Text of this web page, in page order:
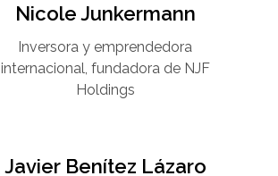
Nicole Junkermann​
Inversora y emprendedora
internacional, fundadora de NJF
Holdings
Javier Benítez Lázaro